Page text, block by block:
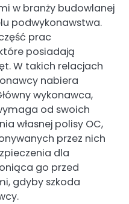
w branży budowlanej
podwykonawstwa.
prac
posiadają
W takich relacjach
nabiera
wykonawca,
od swoich
własnej polisy OC,
przez nich
dla
go przed
gdyby szkoda